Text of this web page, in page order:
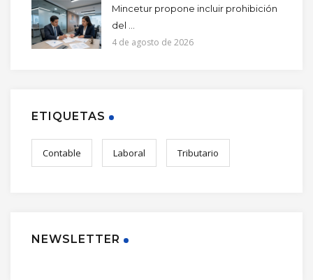
Mincetur propone incluir prohibición
del ...
4 de agosto de 2026
ETIQUETAS
Contable Laboral Tributario
NEWSLETTER